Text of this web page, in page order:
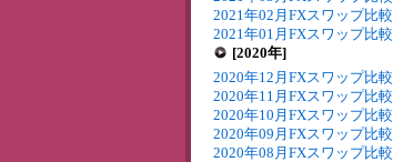
2021年02月FXスワップ比較
2021年01月FXスワップ比較
[2020年]
2020年12月FXスワップ比較
2020年11月FXスワップ比較
2020年10月FXスワップ比較
2020年09月FXスワップ比較
2020年08月FXスワップ比較